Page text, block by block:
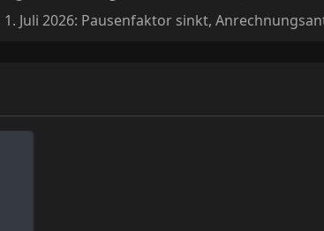
Juli 2026: Pausenfaktor sinkt,